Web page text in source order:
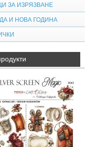
ЗА ИЗРЯЗВАНЕ
И НОВА ГОДИНА